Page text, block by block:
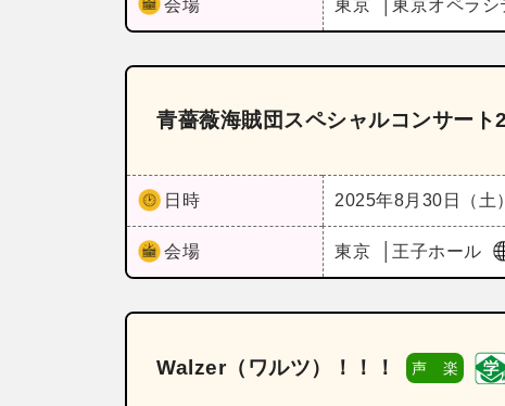
会場 東京 東京オペラシ
青薔薇海賊団スペシャルコンサート
日時 2025年8月30日（土）
会場 東京 王子ホール
Walzer（ワルツ）！！！ 声 楽